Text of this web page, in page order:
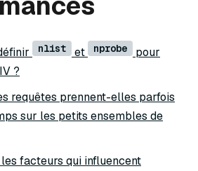
nlist et nprobe
pour
?
requêtes prennent-elles parfois
sur les petits ensembles de
facteurs qui influencent